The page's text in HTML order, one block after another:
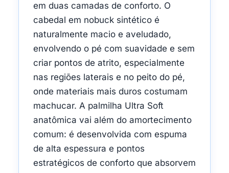
em duas camadas de conforto. O
cabedal em nobuck sintético é
naturalmente macio e aveludado,
envolvendo o pé com suavidade e sem
criar pontos de atrito, especialmente
nas regiões laterais e no peito do pé,
onde materiais mais duros costumam
machucar. A palmilha Ultra Soft
anatômica vai além do amortecimento
comum: é desenvolvida com espuma
de alta espessura e pontos
estratégicos de conforto que absorvem